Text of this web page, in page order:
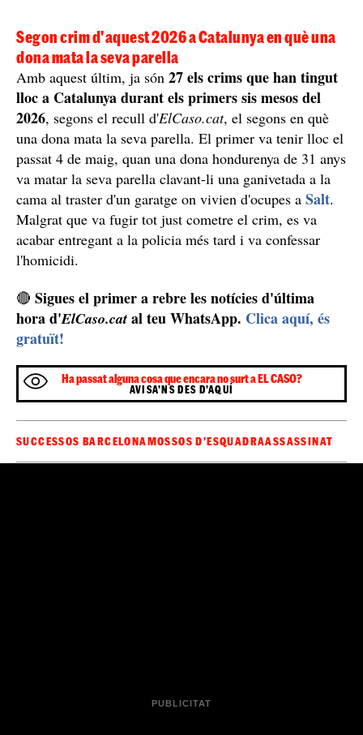
Segon crim d'aquest 2026 a Catalunya en què una
dona mata la seva parella
Amb aquest últim, ja són 27 els crims que han tingut
lloc a Catalunya durant els primers sis mesos del
2026, segons el recull d'ElCaso.cat, el segons en què
una dona mata la seva parella. El primer va tenir lloc el
passat 4 de maig, quan una dona hondurenya de 31 anys
va matar la seva parella clavant-li una ganivetada a la
cama al traster d'un garatge on vivien d'ocupes a Salt.
Malgrat que va fugir tot just cometre el crim, es va
acabar entregant a la policia més tard i va confessar
l'homicidi.
🔴 Sigues el primer a rebre les notícies d'última
hora d'ElCaso.cat al teu WhatsApp. Clica aquí, és
gratuït!
Ha passat alguna cosa que encara no surt a EL CASO?
AVISA'NS DES D'AQUÍ
SUCCESSOS BARCELONAMOSSOS D'ESQUADRAASSASSINAT